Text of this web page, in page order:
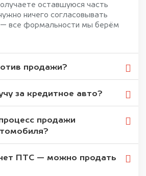
оставшуюся часть
ничего согласовывать
— все формальности мы берём
продажи?
за кредитное авто?
продажи
ПТС — можно продать